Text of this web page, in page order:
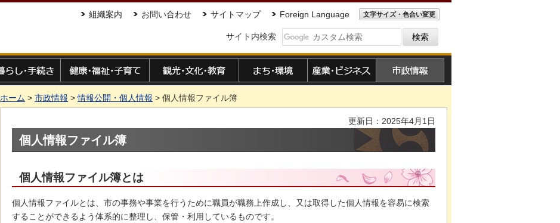
組織案内 お問い合わせ サイトマップ Foreign Language 文字サイズ・色合い変更
サイト内検索
ホーム > 市政情報 >情報公開・個人情報 > 個人情報ファイル簿
更新日：2025年4月1日
個人情報ファイル簿
個人情報ファイル簿とは
個人情報ファイルとは、市の事務や事業を行うために職員が職務上作成し、又は取得した個人情報を容易に検索
することができるよう体系的に整理し、保管・利用しているものです。